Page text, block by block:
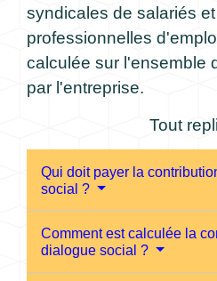
syndicales de salariés
professionnelles
calculée sur l'ensemble
par l'entreprise.
Tout
Qui doit payer la
social ?
Comment est calculée la
dialogue social ?